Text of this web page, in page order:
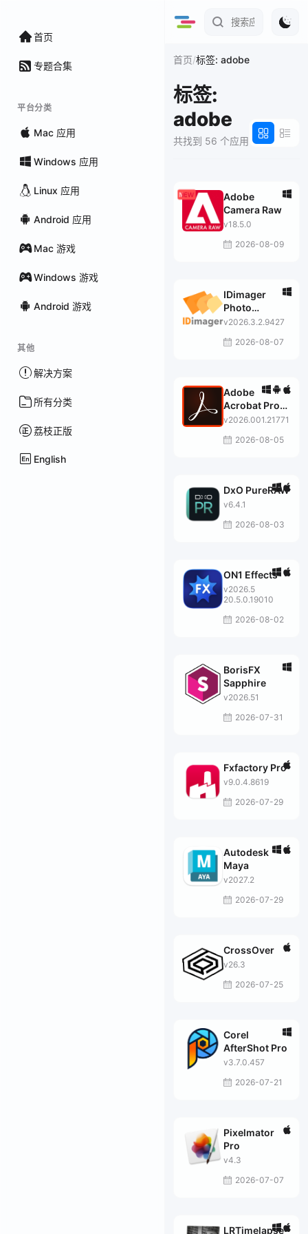
首页
专题合集
平台分类
Mac 应用
Windows 应用
Linux 应用
Android 应用
Mac 游戏
Windows 游戏
Android 游戏
其他
解决方案
所有分类
荔枝正版
English
首页/标签: adobe
标签:
adobe
共找到 56 个应用
Adobe
Camera Raw
v18.5.0
2026-08-09
IDimager
Photo
Supreme
v2026.3.2.9427
2026-08-07
Adobe
Acrobat Pro
DC
v2026.001.21771
2026-08-05
DxO PureRAW
v6.4.1
2026-08-03
ON1 Effects
v2026.5
20.5.0.19010
2026-08-02
BorisFX
Sapphire
v2026.51
2026-07-31
Fxfactory Pro
v9.0.4.8619
2026-07-29
Autodesk
Maya
v2027.2
2026-07-29
CrossOver
v26.3
2026-07-25
Corel
AfterShot Pro
v3.7.0.457
2026-07-21
Pixelmator
Pro
v4.3
2026-07-07
LRTimelapse